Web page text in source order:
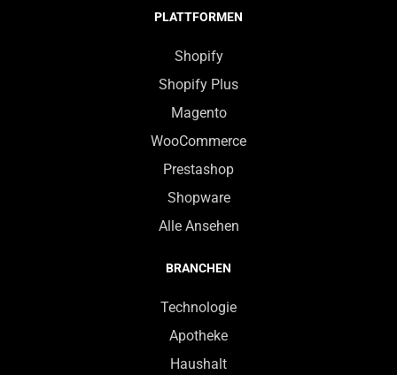
PLATTFORMEN
Shopify
Shopify Plus
Magento
WooCommerce
Prestashop
Shopware
Alle Ansehen
BRANCHEN
Technologie
Apotheke
Haushalt